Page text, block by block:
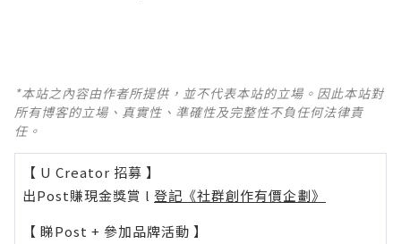
*本站之內容由作者所提供，並不代表本站的立場。因此本站對
所有博客的立場、真實性、準確性及完整性不負任何法律責
任。
【 U Creator 招募 】
出Post賺現金獎賞 l 登記《社群創作有價企劃》
【 睇Post + 參加品牌活動 】